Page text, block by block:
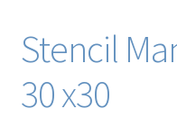
Stencil
30 x30